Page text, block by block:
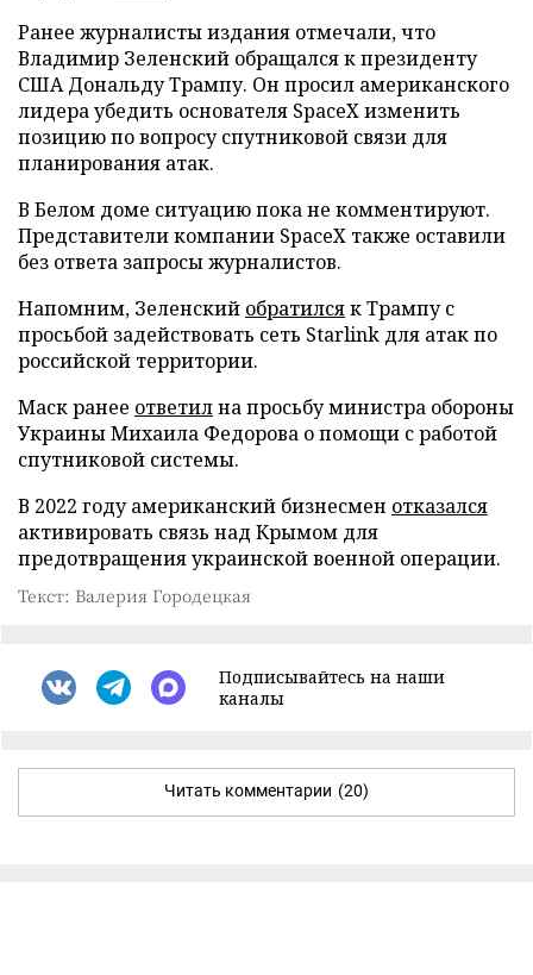
Ранее журналисты издания отмечали, что
Владимир Зеленский обращался к президенту
США Дональду Трампу. Он просил американского
лидера убедить основателя SpaceX изменить
позицию по вопросу спутниковой связи для
планирования атак.
В Белом доме ситуацию пока не комментируют.
Представители компании SpaceX также оставили
без ответа запросы журналистов.
Напомним, Зеленский обратилсяк Трампу с
просьбой задействовать сеть Starlink для атак по
российской территории.
Маск ранее ответилна просьбу министра обороны
Украины Михаила Федорова о помощи с работой
спутниковой системы.
В 2022 году американский бизнесмен отказался
активировать связь над Крымом для
предотвращения украинской военной операции.
Текст: Валерия Городецкая
Подписывайтесь на наши
каналы
Читать комментарии (20)